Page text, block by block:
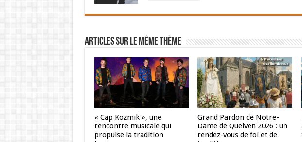
Articles sur le même thème
« Cap Kozmik », une
rencontre musicale qui
propulse la tradition
Grand Pardon de Notre-
Dame de Quelven 2026 : un
rendez-vous de foi et de